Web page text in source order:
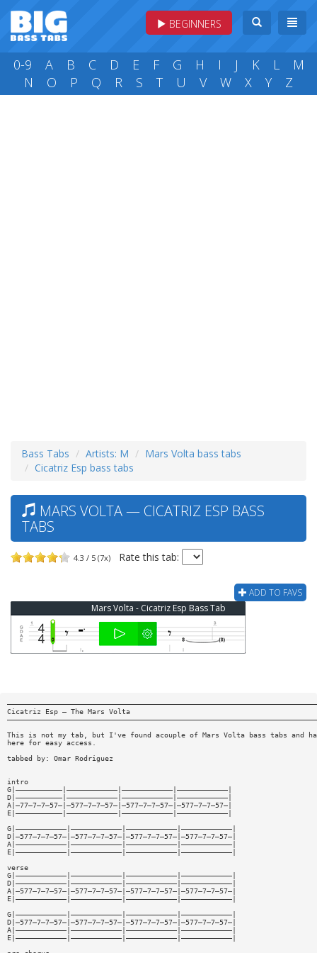
BEGINNERS
0-9 A B C D E F G H I J K L
M
N
O P Q R S T U V W X Y Z
Bass Tabs Artists: M
Mars Volta bass tabs
Cicatriz Esp bass tabs
MARS VOLTA — CICATRIZ ESP BASS
TABS
4.3 / 5 (7x) Rate this tab:
ADD TO FAVS
Mars Volta - Cicatriz Esp Bass Tab
Cicatriz Esp — The Mars Volta
This is not my tab, but I've found acouple of Mars Volta bass tabs and
here for easy access.
tabbed by: Omar Rodriguez
intro
G|———————————|————————————|————————————|————————————|
D|———————————|————————————|————————————|————————————|
A|—77—7—7—57—|—577—7—7—57—|—577—7—7—57—|—577—7—7—57—|
E|———————————|————————————|————————————|————————————|
G|————————————|————————————|————————————|————————————|
D|—577—7—7—57—|—577—7—7—57—|—577—7—7—57—|—577—7—7—57—|
A|————————————|————————————|————————————|————————————|
E|————————————|————————————|————————————|————————————|
verse
G|————————————|————————————|————————————|————————————|
D|————————————|————————————|————————————|————————————|
A|—577—7—7—57—|—577—7—7—57—|—577—7—7—57—|—577—7—7—57—|
E|————————————|————————————|————————————|————————————|
G|————————————|————————————|————————————|————————————|
D|—577—7—7—57—|—577—7—7—57—|—577—7—7—57—|—577—7—7—57—|
A|————————————|————————————|————————————|————————————|
E|————————————|————————————|————————————|————————————|